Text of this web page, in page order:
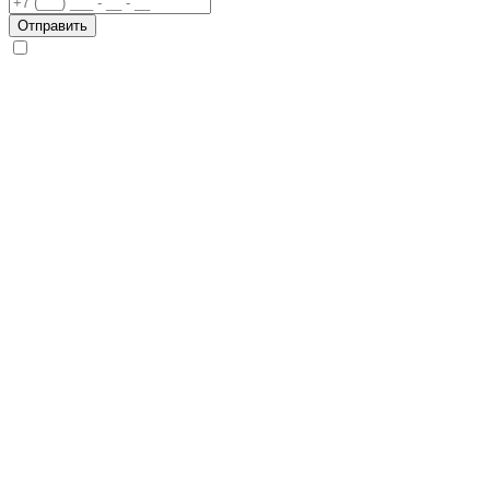
Отправить